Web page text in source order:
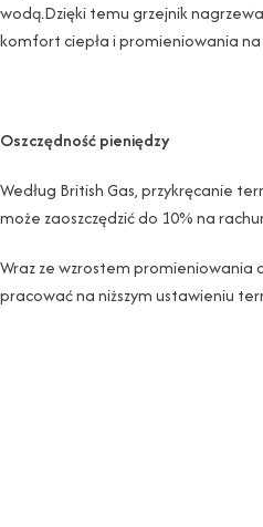
wodą.Dzięki temu grzejnik
komfort ciepła i promieniowania
Oszczędność pieniędzy
Według British Gas, przykręcanie
może zaoszczędzić do 10% na
Wraz ze wzrostem promieniowania
pracować na niższym ustawieniu